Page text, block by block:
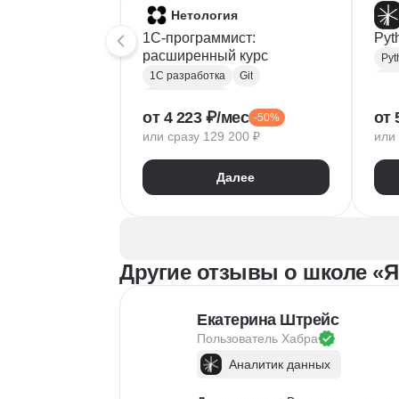
Нетология
1C-программист:
расширенный курс
1С разработка
Git
1С:Бухгалтерия
Google Таблицы
Eclipse
1С:Предприятие
XML
1С:БСП
от 4 223 ₽/мес -50%
или сразу 129 200 ₽
Далее
от
или
Другие отзывы о школе
Екатерина Штрейс
Пользователь Хабра
Аналитик данных